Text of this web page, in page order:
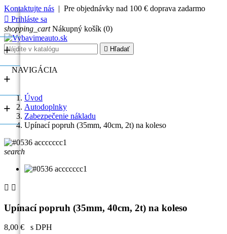
+
+
+
Kontaktujte nás | Pre objednávky nad 100 € doprava zadarmo
 Prihláste sa
shopping_cart Nákupný košík (0)
 Hľadať
NAVIGÁCIA
Úvod
Autodoplnky
Zabezpečenie nákladu
Upínací popruh (35mm, 40cm, 2t) na koleso
search
 
Upínací popruh (35mm, 40cm, 2t) na koleso
8,00 €
s DPH